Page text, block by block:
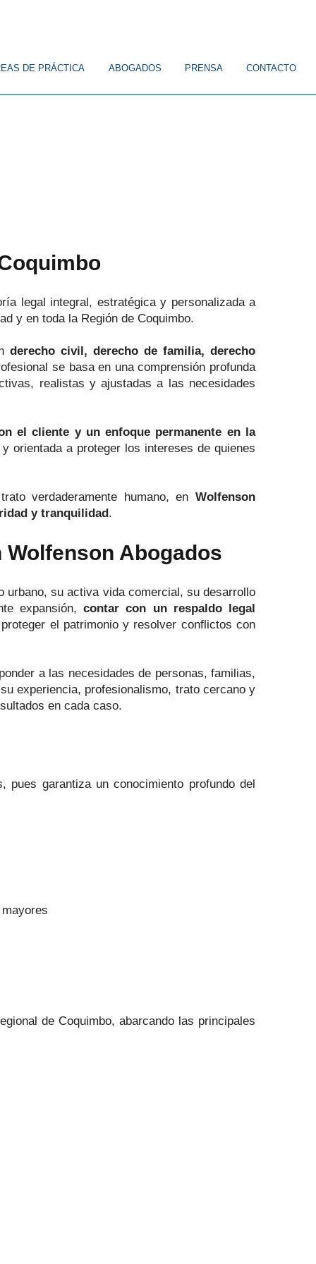
DE PRÁCTICA ABOGADOS PRENSA CONTACTO
legal integral, estratégica y personalizada a
y en toda la Región de Coquimbo.
derecho civil, derecho de familia, derecho
se basa en una comprensión profunda
realistas y ajustadas a las necesidades
el cliente y un enfoque permanente en la
orientada a proteger los intereses de quienes
verdaderamente humano, enWolfenson
y tranquilidad.
Abogados
urbano, su activa vida comercial, su desarrollo
expansión,contar con un respaldo legal
el patrimonio y resolver conflictos con
a las necesidades de personas, familias,
experiencia, profesionalismo, trato cercano y
en cada caso.
pues garantiza un conocimiento profundo del
de Coquimbo, abarcando las principales